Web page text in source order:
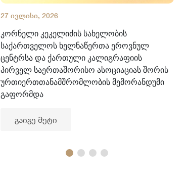
27 ივლისი, 2026
კორნელი კეკელიძის სახელობის
საქართველოს ხელნაწერთა ეროვნულ
ცენტრსა და ქართული კალიგრაფიის
პირველ საერთაშორისო ასოციაციას შორის
ურთიერთთანამშრომლობის მემორანდუმი
გაფორმდა
გაიგე მეტი